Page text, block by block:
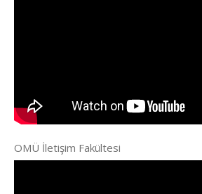
OMÜ İletişim Fakültesi